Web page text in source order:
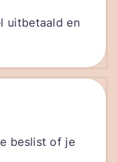
uitbetaald en
beslist of je